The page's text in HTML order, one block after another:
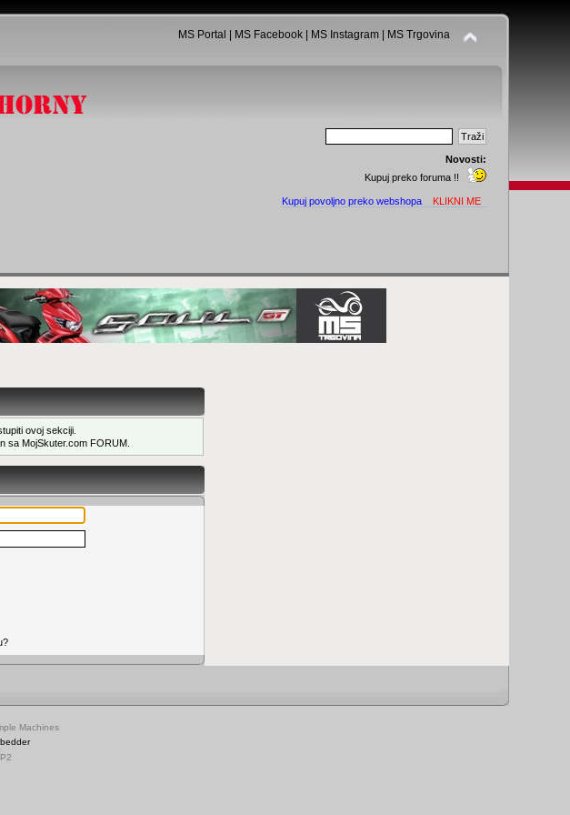
MS Portal MS Facebook| MS Instagram| MS Trgovina
Novosti:
Kupuj preko foruma !!
Kupuj povoljno preko webshopa KLIKNI ME
ovoj sekciji.
sa MojSkuter.com FORUM.
Machines